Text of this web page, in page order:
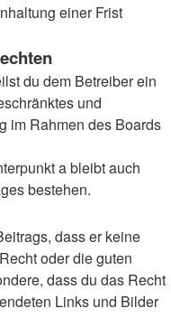
einer Frist
du dem Betreiber ein
und
im Rahmen des Boards
a bleibt auch
bestehen.
dass er keine
oder die guten
dass du das Recht
Links und Bilder